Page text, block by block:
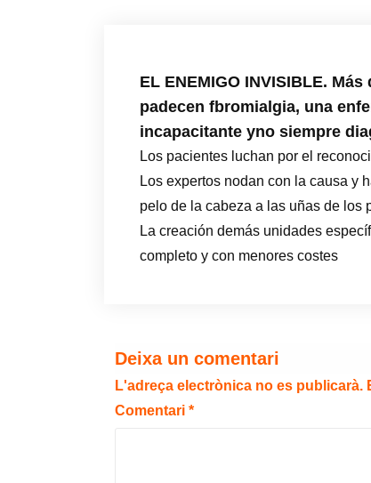
EL ENEMIGO INVISIBLE.
padecen fbromialgia, una
incapacitante yno siempre
Los pacientes luchan por el
Los expertos nodan con la causa y
pelo de la cabeza a las uñas de los
La creación demás unidades
completo y con menores costes
Deixa un comentari
L'adreça electrònica no es publicarà.
Comentari *